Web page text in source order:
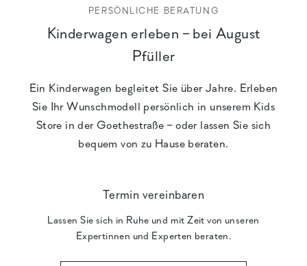
PERSÖNLICHE BERATUNG
Kinderwagen erleben – bei August
Pfüller
Ein Kinderwagen begleitet Sie über Jahre. Erleben
Sie Ihr Wunschmodell persönlich in unserem Kids
Store in der Goethestraße – oder lassen Sie sich
bequem von zu Hause beraten.
Termin vereinbaren
Lassen Sie sich in Ruhe und mit Zeit von unseren
Expertinnen und Experten beraten.